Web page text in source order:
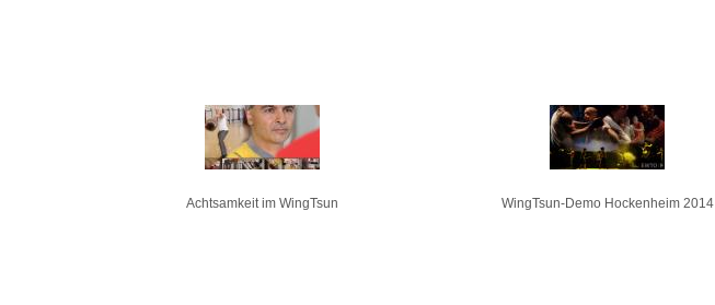
Achtsamkeit im WingTsun WingTsun-Demo Hockenheim 2014